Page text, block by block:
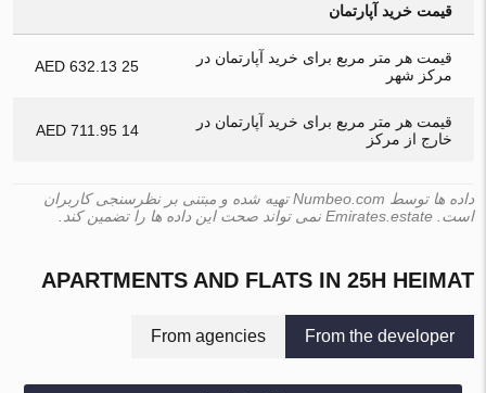
قیمت خرید آپارتمان
قیمت هر متر مربع برای خرید آپارتمان در
مرکز شهر
25 632.13 AED
قیمت هر متر مربع برای خرید آپارتمان در
خارج از مرکز
14 711.95 AED
داده ها توسط Numbeo.com تهیه شده و مبتنی بر نظرسنجی کاربران
است. Emirates.estate نمی تواند صحت این داده ها را تضمین کند.
APARTMENTS AND FLATS IN 25H HEIMAT
From the developer
From agencies